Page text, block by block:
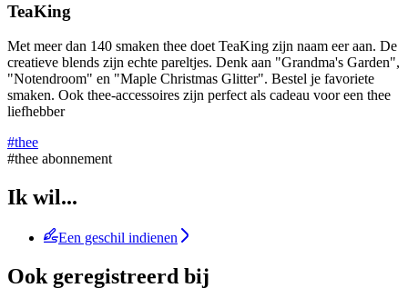
TeaKing
Met meer dan 140 smaken thee doet TeaKing zijn naam eer aan. De
creatieve blends zijn echte pareltjes. Denk aan "Grandma's Garden",
"Notendroom" en "Maple Christmas Glitter". Bestel je favoriete
smaken. Ook thee-accessoires zijn perfect als cadeau voor een thee
liefhebber
#thee
#thee abonnement
Ik wil...
Een geschil indienen
Ook geregistreerd bij